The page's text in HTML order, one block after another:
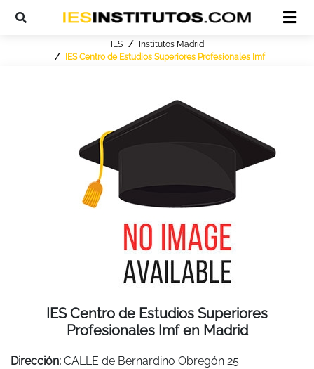
IES
Institutos Madrid
IES Centro de Estudios Superiores Profesionales Imf
IES Centro de Estudios Superiores
Profesionales Imf en Madrid
Dirección: CALLE de Bernardino Obregón 25